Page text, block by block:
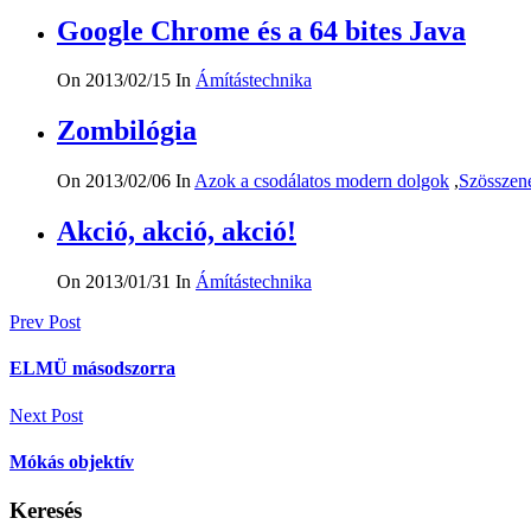
Google Chrome és a 64 bites Java
On 2013/02/15 In Ámítástechnika
Zombilógia
On 2013/02/06 In Azok a csodálatos modern dolgok ,
Akció, akció, akció!
On 2013/01/31 In Ámítástechnika
Bejegyzés
navigáció
Prev Post
ELMÜ másodszorra
Next Post
Mókás objektív
Keresés